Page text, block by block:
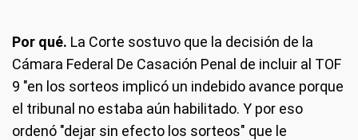
Por qué. La Corte sostuvo que la decisión de la
Cámara Federal De Casación Penal de incluir al TOF
9 "en los sorteos implicó un indebido avance porque
el tribunal no estaba aún habilitado. Y por eso
ordenó "dejar sin efecto los sorteos" que le